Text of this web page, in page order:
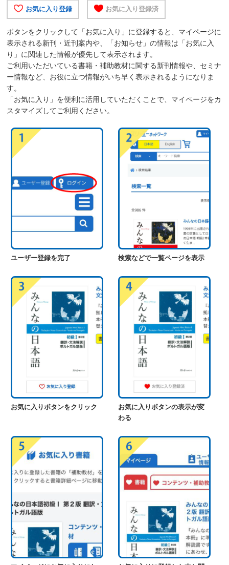
お気に入り登録 お気に入り登録済
ボタンをクリックして「お気に入り」に登録すると、マイページに
表示される新刊・近刊案内や、「お知らせ」の情報は「お気に入
り」に関連した情報が優先して表示されます。
ご利用いただいている書籍・補助教材に関する新刊情報や、セミナ
ー情報など、お役に立つ情報がいち早く表示されるようになりま
す。
「お気に入り」を便利に活用していただくことで、マイページをカ
スタマイズしてご利用ください。
ユーザー登録を完了 検索などで一覧ページを表示
お気に入りボタンをクリック
お気に入りボタンの表示が変
わる